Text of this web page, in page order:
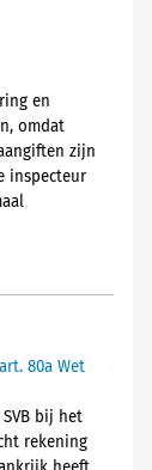
en
omdat
zijn
inspecteur
80a Wet
bij het
rekening